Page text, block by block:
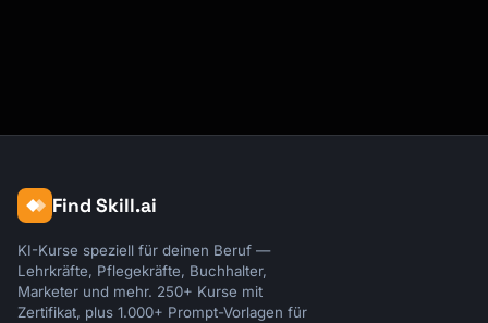
Find Skill.ai
KI-Kurse speziell für deinen Beruf —
Lehrkräfte, Pflegekräfte, Buchhalter,
Marketer und mehr. 250+ Kurse mit
Zertifikat, plus 1.000+ Prompt-Vorlagen für